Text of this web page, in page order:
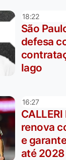
18:22
São
defesa
Iago
16:27
renova
e
até 2028